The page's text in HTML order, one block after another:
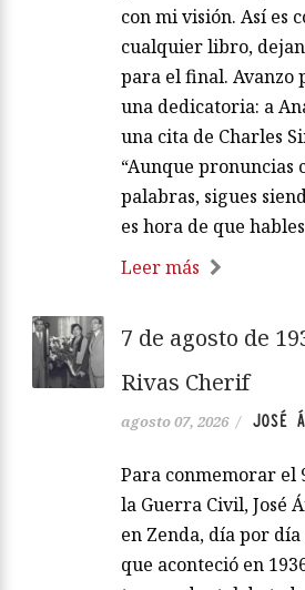
con mi visión. Así es
cualquier libro,
para el final. Avanzo
una dedicatoria: a
una cita de Charles
“Aunque pronuncias
palabras, sigues
es hora de que
Leer más
7 de agosto de
Rivas Cherif
agosto 07, 2026 / JOSÉ
Para conmemorar el
la Guerra Civil, José
en Zenda, día por día
que aconteció en